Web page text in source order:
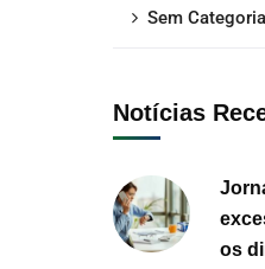
Sem Categoria
Notícias
os